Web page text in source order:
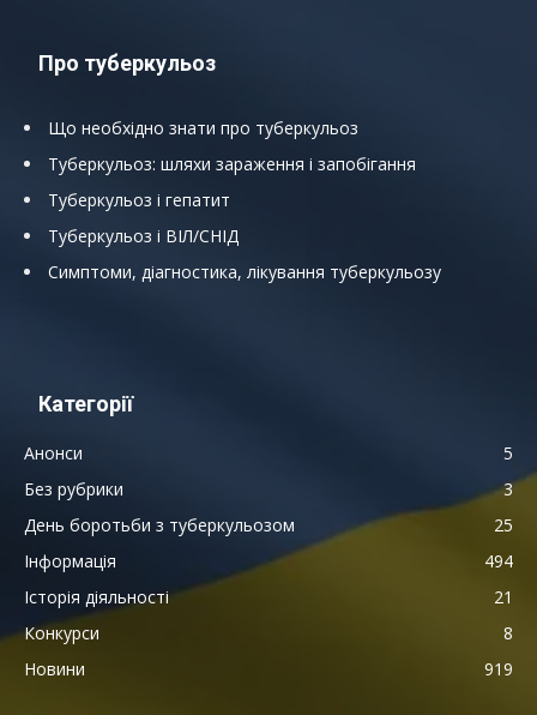
Про туберкульоз
Що необхідно знати про туберкульоз
Туберкульоз: шляхи зараження і запобігання
Туберкульоз і гепатит
Туберкульоз і ВІЛ/СНІД
Симптоми, діагностика, лікування туберкульозу
Категорії
Анонси
5
Без рубрики
3
День боротьби з туберкульозом
25
Інформація
494
Історія діяльності
21
Конкурси
8
Новини
919